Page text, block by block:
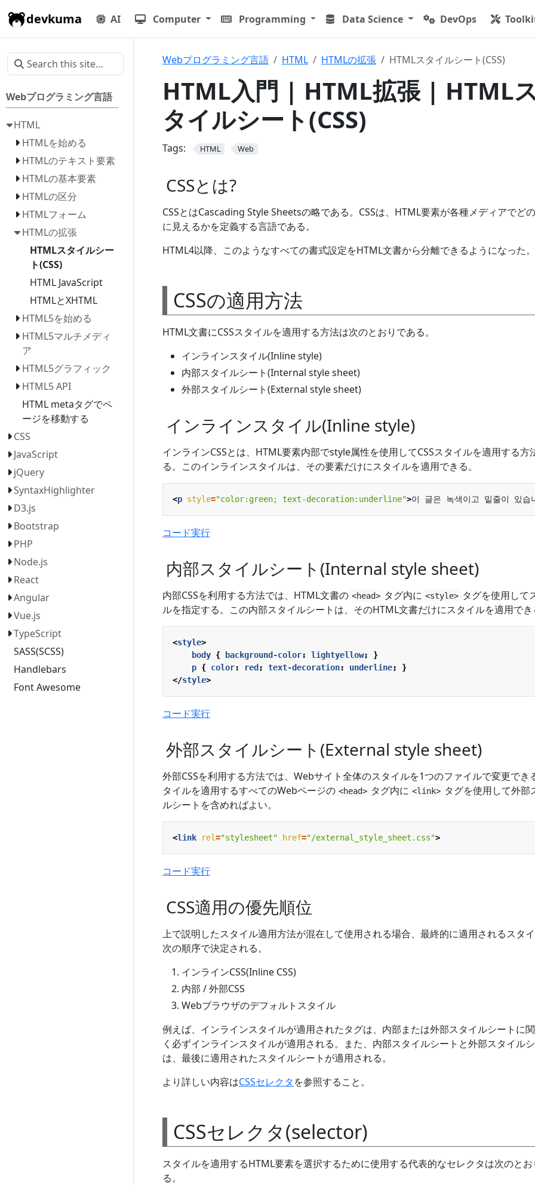
devkuma AI Computer Programming Data Science DevOps
Webプログラミング言語
HTML
HTMLを始める
HTMLのテキスト要素
HTMLの基本要素
HTMLの区分
HTMLフォーム
HTMLの拡張
HTMLスタイルシー
ト(CSS)
HTML JavaScript
HTMLとXHTML
HTML5を始める
HTML5マルチメディ
ア
HTML5グラフィック
HTML5 API
HTML metaタグでペ
ージを移動する
CSS
JavaScript
jQuery
SyntaxHighlighter
D3.js
Bootstrap
PHP
Node.js
React
Angular
Vue.js
TypeScript
SASS(SCSS)
Handlebars
Font Awesome
Webプログラミング言語 HTML HTMLの拡張 HTMLスタイルシート(CSS)
HTML入門 | HTML拡張 | HTML
タイルシート(CSS)
Tags: HTML Web
CSSとは?
CSSとはCascading Style Sheetsの略である。CSSは、HTML要素が各種メディアでど
に見えるかを定義する言語である。
HTML4以降、このようなすべての書式設定をHTML文書から分離できるようになった。
CSSの適用方法
HTML文書にCSSスタイルを適用する方法は次のとおりである。
インラインスタイル(Inline style)
内部スタイルシート(Internal style sheet)
外部スタイルシート(External style sheet)
インラインスタイル(Inline style)
インラインCSSとは、HTML要素内部でstyle属性を使用してCSSスタイルを適用する方
る。このインラインスタイルは、その要素だけにスタイルを適用できる。
<p style="color:green; text-decoration:underline">이 글은 녹색이고 밑줄이 있습
コード実行
内部スタイルシート(Internal style sheet)
内部CSSを利用する方法では、HTML文書の <head> タグ内に <style> タグを使用して
ルを指定する。この内部スタイルシートは、そのHTML文書だけにスタイルを適用で
<style>
body { background-color: lightyellow;
}
p { color: red ; text-decoration: underline;
}
</style>
コード実行
外部スタイルシート(External style sheet)
外部CSSを利用する方法では、Webサイト全体のスタイルを1つのファイルで変更でき
タイルを適用するすべてのWebページの <head> タグ内に <link> タグを使用して外部
ルシートを含めればよい。
<link rel="stylesheet" href="/external_style_sheet.css">
コード実行
CSS適用の優先順位
上で説明したスタイル適用方法が混在して使用される場合、最終的に適用されるスタ
次の順序で決定される。
インラインCSS(Inline CSS)
内部 / 外部CSS
Webブラウザのデフォルトスタイル
例えば、インラインスタイルが適用されたタグは、内部または外部スタイルシートに
く必ずインラインスタイルが適用される。また、内部スタイルシートと外部スタイル
は、最後に適用されたスタイルシートが適用される。
より詳しい内容はCSSセレクタを参照すること。
CSSセレクタ(selector)
スタイルを適用するHTML要素を選択するために使用する代表的なセレクタは次のと
る。